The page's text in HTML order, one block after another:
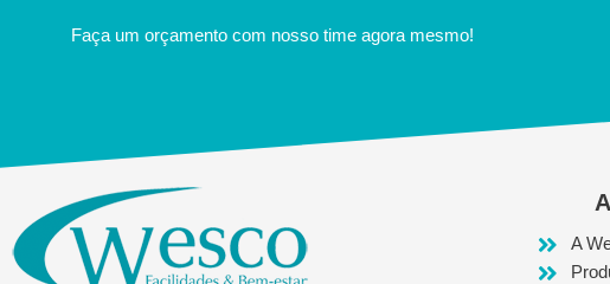
Faça um orçamento com nosso time agora mesmo!
A